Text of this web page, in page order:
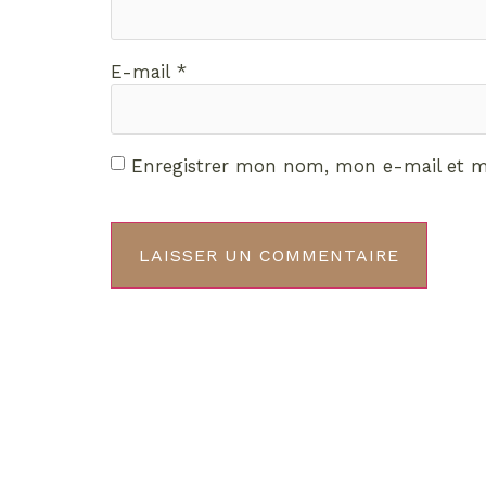
E-mail *
Enregistrer mon nom, mon e-mail et